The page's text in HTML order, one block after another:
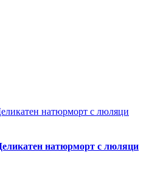
натюрморт с люляци